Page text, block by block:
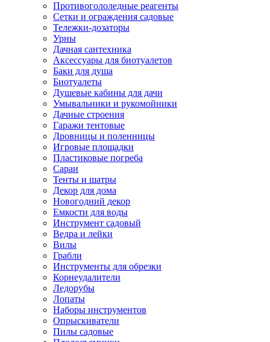
Противогололедные реагенты
Сетки и ограждения садовые
Тележки-дозаторы
Урны
Дачная сантехника
Аксессуары для биотуалетов
Баки для душа
Биотуалеты
Душевые кабины для дачи
Умывальники и рукомойники
Дачные строения
Гаражи тентовые
Дровницы и поленницы
Игровые площадки
Пластиковые погреба
Сараи
Тенты и шатры
Декор для дома
Новогодний декор
Емкости для воды
Инструмент садовый
Ведра и лейки
Вилы
Грабли
Инструменты для обрезки
Корнеудалители
Ледорубы
Лопаты
Наборы инструментов
Опрыскиватели
Пилы садовые